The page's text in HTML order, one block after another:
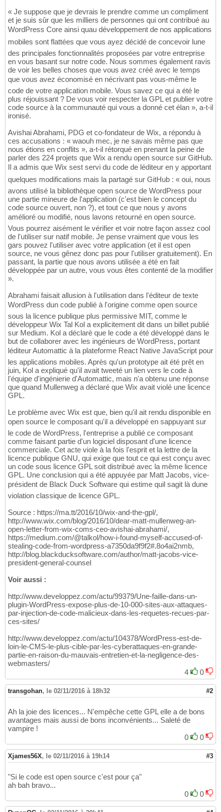
« Je suppose que je devrais le prendre comme un compliment
et je suis sûr que les milliers de personnes qui ont contribué au
WordPress Core ainsi quau développement de nos applications
mobiles sont flattées que vous ayez décidé de concevoir lune
des principales fonctionnalités proposées par votre entreprise
en vous basant sur notre code. Nous sommes également ravis
de voir les belles choses que vous avez créé avec le temps
que vous avez économisé en nécrivant pas vous-même le
code de votre application mobile. Vous savez ce qui a été le
plus réjouissant ? De vous voir respecter la GPL et publier votre
code source à la communauté qui vous a donné cet élan », a-t-il
ironisé.
Avishai Abrahami, PDG et co-fondateur de Wix, a répondu à
ces accusations : « waouh mec, je ne savais même pas que
nous étions en conflits », a-t-il rétorqué en prenant la peine de
parler des 224 projets que Wix a rendu open source sur GitHub.
Il a admis que Wix sest servi du code de léditeur en y apportant
quelques modifications mais la partagé sur GitHub : « oui, nous
avons utilisé la bibliothèque open source de WordPress pour
une partie mineure de l'application (c'est bien le concept du
code source ouvert, non ?), et tout ce que nous y avons
amélioré ou modifié, nous lavons retourné en open source.
Vous pourrez aisément le vérifier et voir notre façon assez cool
de l'utiliser sur natif mobile. Je pense vraiment que vous les
gars pouvez l'utiliser avec votre application (et il est open
source, ne vous gênez donc pas pour l'utiliser gratuitement). En
passant, la partie que nous avons utilisée a été en fait
développée par un autre, vous vous êtes contenté de la modifier
».
Abrahami faisait allusion à l'utilisation dans l'éditeur de texte
WordPress dun code publié à l'origine comme open source
sous la licence publique plus permissive MIT, comme le
développeur Wix Tal Kol a explicitement dit dans un billet publié
sur Medium. Kol a déclaré que le code a été développé dans le
but de collaborer avec les ingénieurs de WordPress, portant
léditeur Automattic à la plateforme React Native JavaScript pour
les applications mobiles. Après qu'un prototype ait été prêt en
juin, Kol a expliqué qu'il avait tweeté un lien vers le code à
l'équipe d'ingénierie d'Automattic, mais n'a obtenu une réponse
que quand Mullenweg a déclaré que Wix avait violé une licence
GPL.
Le problème avec Wix est que, bien qu'il ait rendu disponible en
open source le composant qu'il a développé en sappuyant sur
le code de WordPress, l'entreprise a publié ce composant
comme faisant partie d'un logiciel disposant d'une licence
commerciale. Cet acte viole à la fois l'esprit et la lettre de la
licence publique GNU, qui exige que tout ce qui est conçu avec
un code sous licence GPL soit distribué avec la même licence
GPL. Une conclusion qui a été appuyée par Matt Jacobs, vice-
président de Black Duck Software qui estime quil sagit là dune
violation classique de licence GPL.
Source : https://ma.tt/2016/10/wix-and-the-gpl/,
http://www.wix.com/blog/2016/10/dear-matt-mullenweg-an-
open-letter-from-wix-coms-ceo-avishai-abrahami/,
https://medium.com/@talkol/how-i-found-myself-accused-of-
stealing-code-from-wordpress-a7350da9f9f2#.8o4ai2nmb,
http://blog.blackducksoftware.com/author/matt-jacobs-vice-
president-general-counsel
Voir aussi :
http://www.developpez.com/actu/99379/Une-faille-dans-un-
plugin-WordPress-expose-plus-de-10-000-sites-aux-attaques-
par-injection-de-code-malicieux-dans-les-requetes-recues-par-
ces-sites/
http://www.developpez.com/actu/104378/WordPress-est-de-
loin-le-CMS-le-plus-cible-par-les-cyberattaques-en-grande-
partie-en-raison-du-mauvais-entretien-et-la-negligence-des-
webmasters/
4
0
transgohan, le 02/11/2016 à 18h32 #2
Ah la joie des licences... N'empêche cette GPL elle a de bons
avantages mais aussi de bons inconvénients... Saleté de
vampire !
0
0
Xjames56X, le 02/11/2016 à 19h14 #3
"Si le code est open source c'est pour ça"
ah bah bravo...
0
0